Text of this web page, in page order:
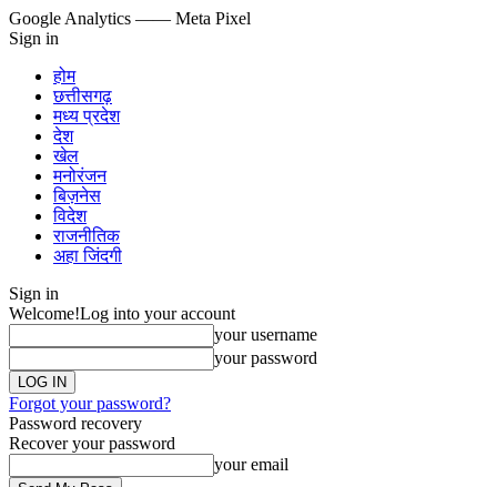
Google Analytics —— Meta Pixel
Sign in
होम
छत्तीसगढ़
मध्य प्रदेश
देश
खेल
मनोरंजन
बिज़नेस
विदेश
राजनीतिक
अहा जिंदगी
Sign in
Welcome!Log into your account
your username
your password
Forgot your password?
Password recovery
Recover your password
your email